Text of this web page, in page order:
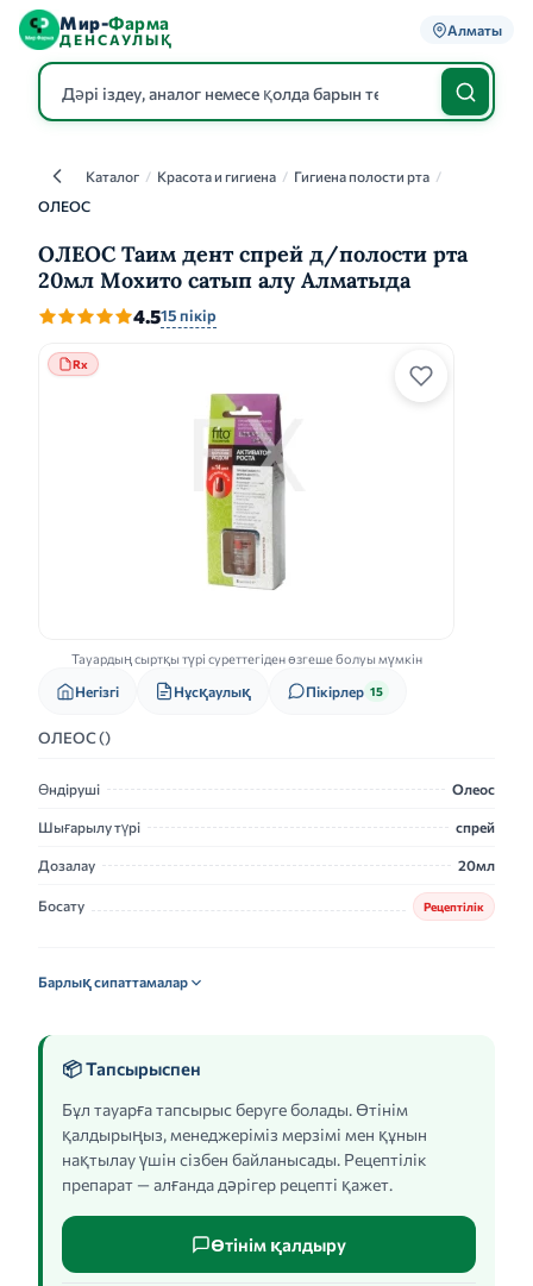
Мир-Фарма
ДЕНСАУЛЫҚ
Алматы
КаталогКаталог / Красота и гигиена / Гигиена полости рта /
ОЛЕОС
ОЛЕОС Таим дент спрей д/полости рта
20мл Мохито сатып алу Алматыда
4.515 пікір
Rx
Тауардың сыртқы түрі суреттегіден өзгеше болуы мүмкін
Негізгі Нұсқаулық Пікірлер 15
ОЛЕОС ()
Өндіруші Олеос
Шығарылу түрі спрей
Дозалау 20мл
Босату Рецептілік
Барлық сипаттамалар
📦 Тапсырыспен
Бұл тауарға тапсырыс беруге болады. Өтінім
қалдырыңыз, менеджеріміз мерзімі мен құнын
нақтылау үшін сізбен байланысады. Рецептілік
препарат — алғанда дәрігер рецепті қажет.
Өтінім қалдыру